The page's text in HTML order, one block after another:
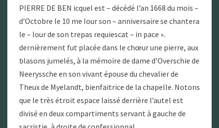
PIERRE DE BEN icquel est – décédé l’an 1668 du mois –
d’Octobre le 10 me Iour son – anniversaire se chantera
le – Iour de son trepas requiescat – in pace ».
dernièrement fut placée dans le chœur une pierre, aux
blasons jumelés, à la mémoire de dame d’Overschie de
Neeryssche en son vivant épouse du chevalier de
Theux de Myelandt, bienfaitrice de la chapelle. Notons
que le très étroit espace laissé derrière l’autel est
divisé en deux compartiments servant à gauche de